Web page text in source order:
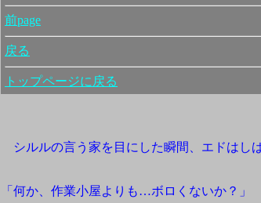
前page
戻る
トップページに戻る
シルルの言う家を目にした瞬間、エドはし
「何か、作業小屋よりも…ボロくないか？」